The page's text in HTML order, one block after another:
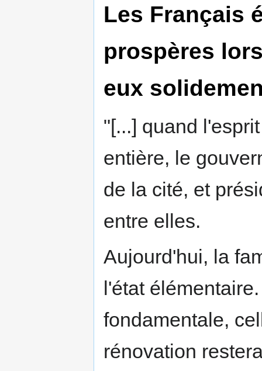
Les Français
prospères
eux
"[...] quand
entière, le
de la cité, et
entre elles.
Aujourd'hui, la
l'état
fondamentale,
rénovation